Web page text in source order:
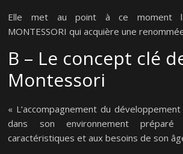
Elle met au point à ce moment
MONTESSORI qui acquière une
B – Le concept clé
Montessori
« L’accompagnement du
dans son environnement
caractéristiques et aux besoins de son